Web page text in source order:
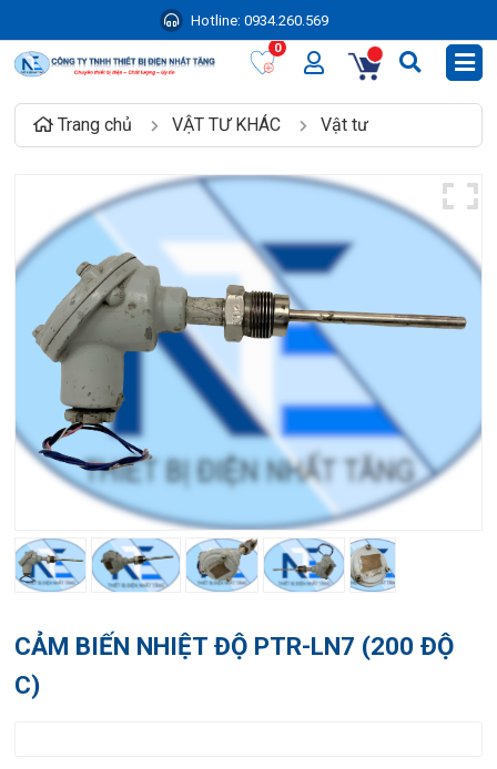
Hotline: 0934.260.569
0
Trang chủ VẬT TƯ KHÁC Vật tư
CẢM BIẾN NHIỆT ĐỘ PTR-LN7 (200 ĐỘ
C)